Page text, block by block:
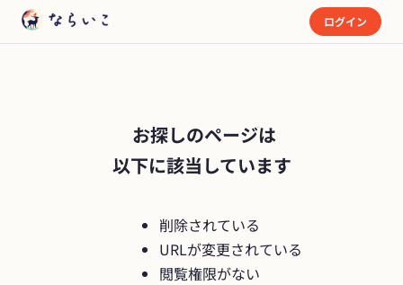
ログイン
以下に該当しています
削除されている
URLが変更されている
閲覧権限がない